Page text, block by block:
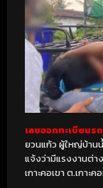
เลขออกทะเบียน
ยวนแก้ว ผู้ใหญ่บ้าน
แจ้งว่ามีแรงงานต่า
เกาะคอเขา ต.เกาะค